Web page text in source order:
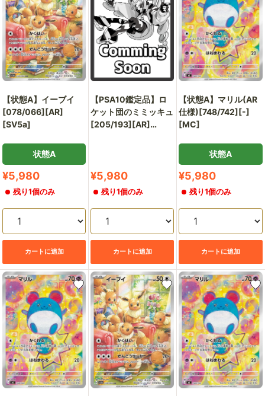
【状態A】イーブイ
[078/066][AR]
[SV5a]
状態A
販
価
格
¥5,980
残り1個のみ
カートに追加
【PSA10鑑定品】ロ
ケット団のミミッキュ
[205/193][AR]
販
価
格
¥5,980
残り1個のみ
カートに追加
【状態A】マリル(AR
仕様)[748/742][-]
[MC]
状態A
販
価
格
¥5,980
残り1個のみ
カートに追加